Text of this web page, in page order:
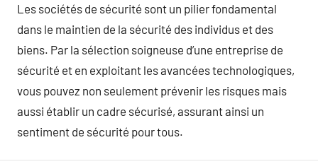
Les sociétés de sécurité sont un pilier fondamental
dans le maintien de la sécurité des individus et des
biens. Par la sélection soigneuse d’une entreprise de
sécurité et en exploitant les avancées technologiques,
vous pouvez non seulement prévenir les risques mais
aussi établir un cadre sécurisé, assurant ainsi un
sentiment de sécurité pour tous.